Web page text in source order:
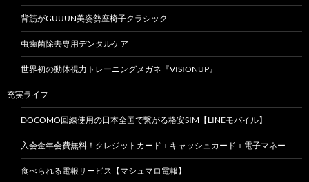
背筋がGUUUN美姿勢座椅子クラシック
虫歯菌除去専用デンタルケア
世界初の動体視力トレーニングメガネ『VISIONUP』
充実ライフ
DOCOMO回線使用の日本全国で繋がる格安SIM【LINEモバイル】
入会金年会費無料！クレジットカード＋キャッシュカード＋電子マネー
食べられる電報サービス【マシュマロ電報】